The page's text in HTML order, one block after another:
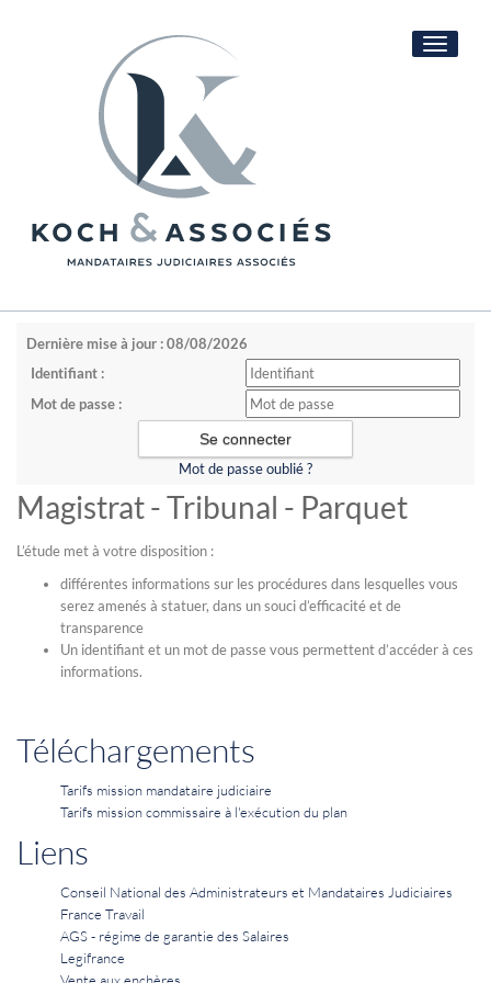
Toggle
Dernière mise à jour : 08/08/2026
Identifiant :
Mot de passe :
Mot de passe oublié ?
Magistrat - Tribunal - Parquet
L’étude met à votre disposition :
différentes informations sur les procédures dans lesquelles vous
serez amenés à statuer, dans un souci d’efficacité et de
transparence
Un identifiant et un mot de passe vous permettent d’accéder à ces
informations.
Téléchargements
Tarifs mission mandataire judiciaire
Tarifs mission commissaire à l'exécution du plan
Liens
Conseil National des Administrateurs et Mandataires Judiciaires
France Travail
AGS - régime de garantie des Salaires
Legifrance